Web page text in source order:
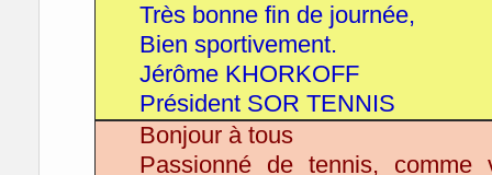
Très bonne fin de journée,
Bien sportivement.
Jérôme KHORKOFF
Président SOR TENNIS
Bonjour à tous
Passionné de tennis,